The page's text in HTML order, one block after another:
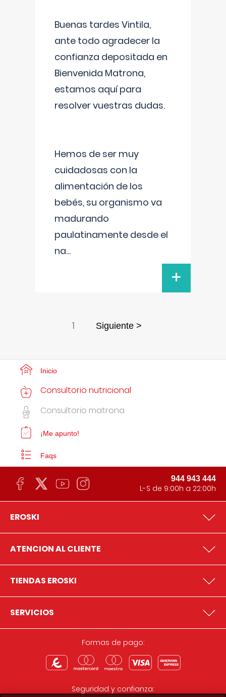
Buenas tardes Vintila,
ante todo agradecer la
confianza depositada en
Bienvenida Matrona,
estamos aquí para
resolver vuestras dudas.
Hemos de ser muy
cuidadosas con la
alimentación de los
bebés, su organismo va
madurando
paulatinamente desde el
na...
+
1 Siguiente >
Inicio
Consultorio nutricional
Consultorio matrona
¡Me apunto!
Faqs
944 943 444
L-S de 9:00h a 22:00h
EROSKI
ATENCION AL CLIENTE
TIENDAS EROSKI
SERVICIOS
Formas de pago:
Seguridad y confianza: